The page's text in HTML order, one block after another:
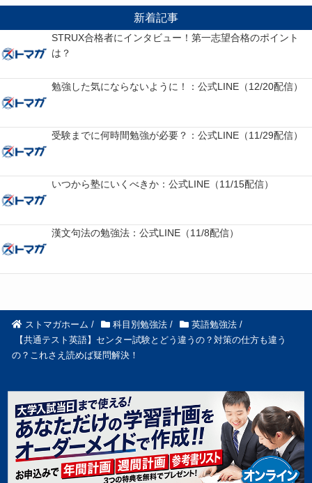
新着記事
STRUX合格者にインタビュー！第一志望合格のポイント
は？
勉強した気にならないように！：公式LINE（12/20配信）
受験までに何時間勉強が必要？：公式LINE（11/29配信）
いつから塾にいくべきか：公式LINE（11/15配信）
漢文句法の勉強法：公式LINE（11/8配信）
ストマガホーム / 科目別勉強法 / 英語勉強法 /
【共通テスト英語】センター試験とどう違うの？対策の仕方も違う
の？これさえ読めば疑問解決！